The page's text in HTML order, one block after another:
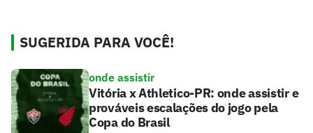
SUGERIDA PARA VOCÊ!
onde assistir
Vitória x Athletico-PR: onde assistir e
prováveis escalações do jogo pela
Copa do Brasil